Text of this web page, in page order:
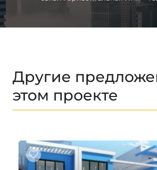
Другие
этом проекте